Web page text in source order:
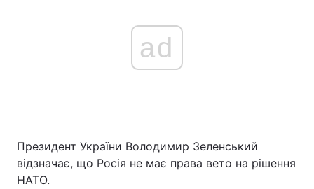
ad
Президент України Володимир Зеленський
відзначає, що Росія не має права вето на рішення
НАТО.